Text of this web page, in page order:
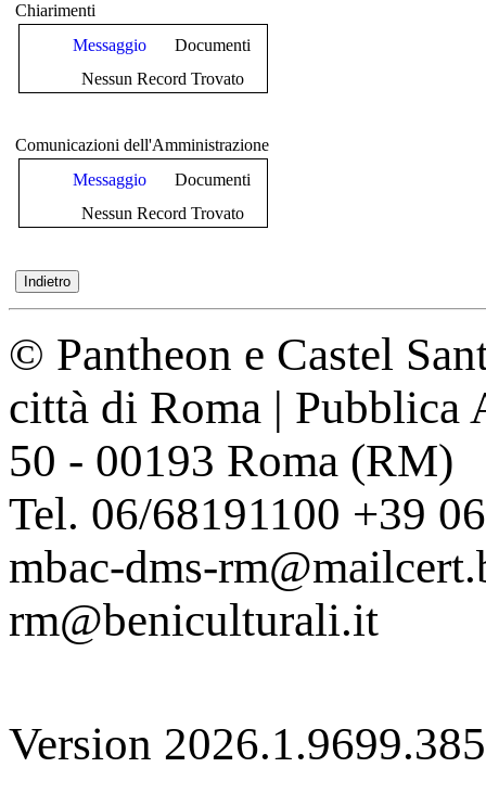
Chiarimenti
Messaggio
Documenti
Nessun Record Trovato
Comunicazioni dell'Amministrazione
Messaggio
Documenti
Nessun Record Trovato
© Pantheon e Castel
città di Roma | Pubblica
50 - 00193 Roma (RM)
Tel. 06/68191100 +39
mbac-dms-
rm@beniculturali.it
Version